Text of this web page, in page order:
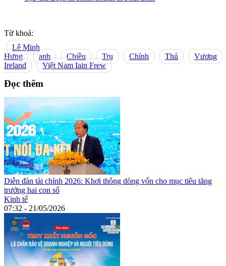
Từ khoá:
Lê Minh
Hưng
anh Chiều Trụ Chính Thủ
Vương
Ireland
Việt Nam Iain Frew
Đọc thêm
Diễn đàn tài chính 2026: Khơi thông dòng vốn cho mục tiêu tăng
trưởng hai con số
Kinh tế
07:32 - 21/05/2026